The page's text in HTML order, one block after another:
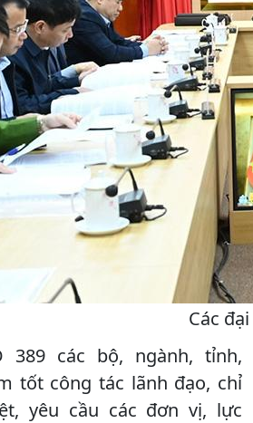
Các
389 các bộ, ngành, tỉnh,
tốt công tác lãnh đạo, chỉ
yêu cầu các đơn vị, lực